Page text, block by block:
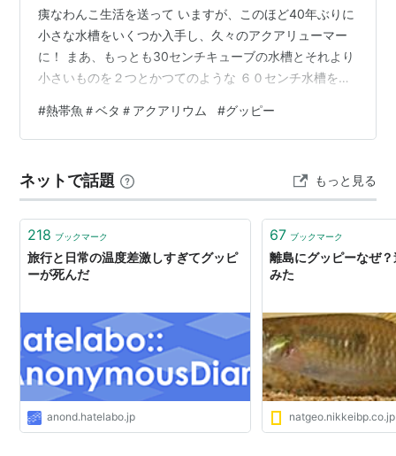
で野生化したグッピーを見ることができる。
グッピーの学名
いからかLebistes poeciloides 、Girerdinus
reticulatus、Lebistes leticulatusと3種類つけられてい
たこともある。
今のグッピーという名は、発見者の一人であるイギリス
のレクメア・グッピーの名前に由来しています。
参考
しむ（成美堂出版）
山田洋監修 小林真一著
関連語リスト::動物 リスト::魚類 愛玩動物
痍なわんこ生活を送って いますが、このほど40年ぶりに
小さな水槽をいくつか入手し、久々のアクアリューマー
に！ まあ、もっとも30センチキューブの水槽とそれより
小さいものを２つとかつてのような ６０センチ水槽を何
う一つの小さな水槽にベタという初めての魚を飼育して
います。そしたら、 ベタ 息子が父の日（彼も小さな水槽
ントされ、ならばということで産卵させてみようという
ことで、しばらくミニ水槽に１匹づつ入れ 隣同士でお見
合いをし、意気投合しそうなら混…
#熱帯魚＃ベタ＃アクアリウム #グッピー
ネットで話題 もっと見る
218 ブックマーク
旅行と日常の温度差激しすぎてグッピ
ーが死んだ
anond.hatelabo.jp
67 ブックマーク
離島にグッピーなぜ
みた
natgeo.nikkeibp.co.jp